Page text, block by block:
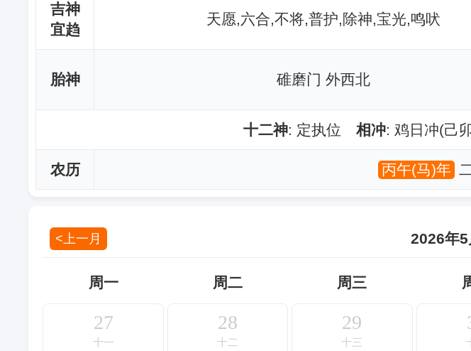
吉神
宜趋
天愿,六合,不将,普护,除神,宝光,鸣吠
胎神 碓磨门 外西北
十二神: 定执位相冲: 鸡日冲(
农历 丙午(马)年
<上一月 2026年
周一 周二 周三
27
十一
28
十二
29
十三